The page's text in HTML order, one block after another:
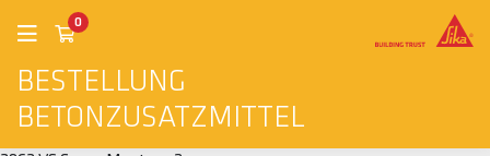
BESTELLUNG
BETONZUSATZMITTEL
0